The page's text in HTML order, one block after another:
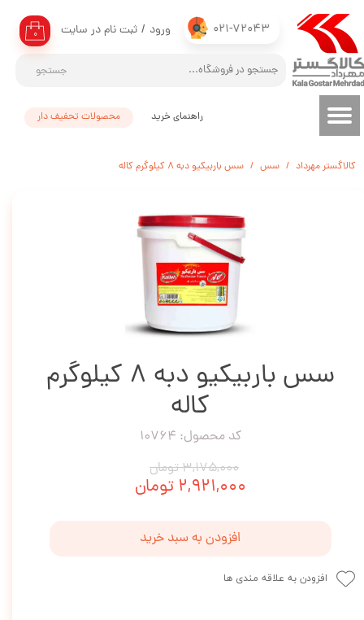
021-72043
جستجو
۰ ورود / ثبت نام در سایت
حساب کاربری من
تغییر گذر واژه
سفارشات
محصولات تحفیف دار راهنمای خرید
کالاگستر مهرداد سس سس باربیکیو دبه 8 کیلوگرم کاله
سس باربیکیو دبه 8 کیلوگرم
کاله
کد محصول: 10764
۳,۱۷۵,۰۰۰ تومان
۲,۹۲۱,۰۰۰ تومان
افزودن به سبد خرید
افزودن به علاقه مندی ها